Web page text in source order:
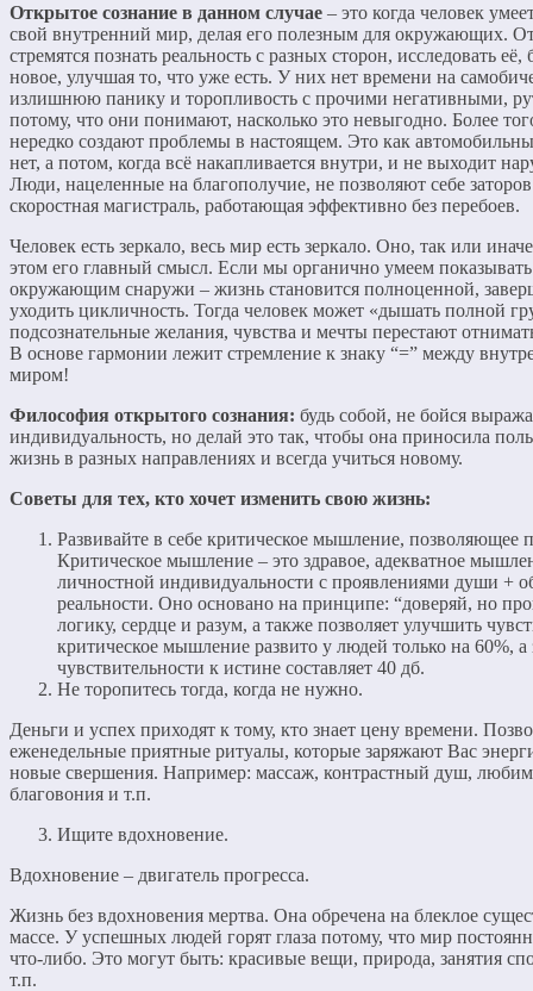
Открытое сознание в данном случае – это когда человек
свой внутренний мир, делая его полезным для окружающих.
стремятся познать реальность с разных сторон, исследовать
новое, улучшая то, что уже есть. У них нет времени на
излишнюю панику и торопливость с прочими негативными,
потому, что они понимают, насколько это невыгодно. Более
нередко создают проблемы в настоящем. Это как
нет, а потом, когда всё накапливается внутри, и не выходит
Люди, нацеленные на благополучие, не позволяют себе
скоростная магистраль, работающая эффективно без перебоев.
Человек есть зеркало, весь мир есть зеркало. Оно, так или
этом его главный смысл. Если мы органично умеем
окружающим снаружи – жизнь становится полноценной,
уходить цикличность. Тогда человек может «дышать полной
подсознательные желания, чувства и мечты перестают
В основе гармонии лежит стремление к знаку “=” между
миром!
Философия открытого сознания: будь собой, не бойся
индивидуальность, но делай это так, чтобы она приносила
жизнь в разных направлениях и всегда учиться новому.
Советы для тех, кто хочет изменить свою жизнь:
Развивайте в себе критическое мышление, позволяющее
Критическое мышление – это здравое, адекватное
личностной индивидуальности с проявлениями души +
реальности. Оно основано на принципе: “доверяй, но
логику, сердце и разум, а также позволяет улучшить
критическое мышление развито у людей только на 60%, а
чувствительности к истине составляет 40 дб.
Не торопитесь тогда, когда не нужно.
Деньги и успех приходят к тому, кто знает цену времени.
еженедельные приятные ритуалы, которые заряжают Вас
новые свершения. Например: массаж, контрастный душ,
благовония и т.п.
Ищите вдохновение.
Вдохновение – двигатель прогресса.
Жизнь без вдохновения мертва. Она обречена на блеклое
массе. У успешных людей горят глаза потому, что мир
что-либо. Это могут быть: красивые вещи, природа, занятия
т.п.